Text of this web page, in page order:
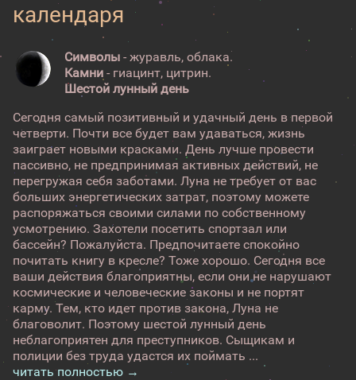
календаря
Символы - журавль, облака.
Камни - гиацинт, цитрин.
Шестой лунный день
Сегодня самый позитивный и удачный день в первой
четверти. Почти все будет вам удаваться, жизнь
заиграет новыми красками. День лучше провести
пассивно, не предпринимая активных действий, не
перегружая себя заботами. Луна не требует от вас
больших энергетических затрат, поэтому можете
распоряжаться своими силами по собственному
усмотрению. Захотели посетить спортзал или
бассейн? Пожалуйста. Предпочитаете спокойно
почитать книгу в кресле? Тоже хорошо. Сегодня все
ваши действия благоприятны, если они не нарушают
космические и человеческие законы и не портят
карму. Тем, кто идет против закона, Луна не
благоволит. Поэтому шестой лунный день
неблагоприятен для преступников. Сыщикам и
полиции без труда удастся их поймать ...
читать полностью →